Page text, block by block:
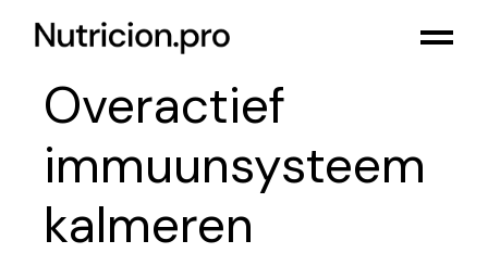
Overactief
immuunsysteem
kalmeren